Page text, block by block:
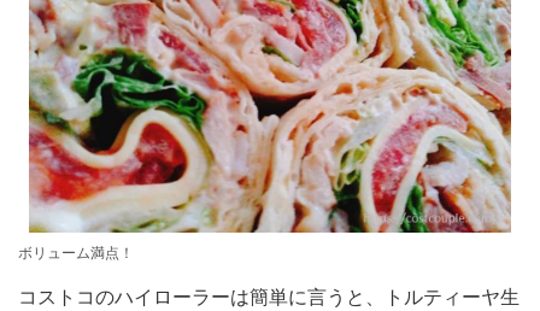
ボリューム満点！
コストコのハイローラーは簡単に言うと、トルティーヤ生